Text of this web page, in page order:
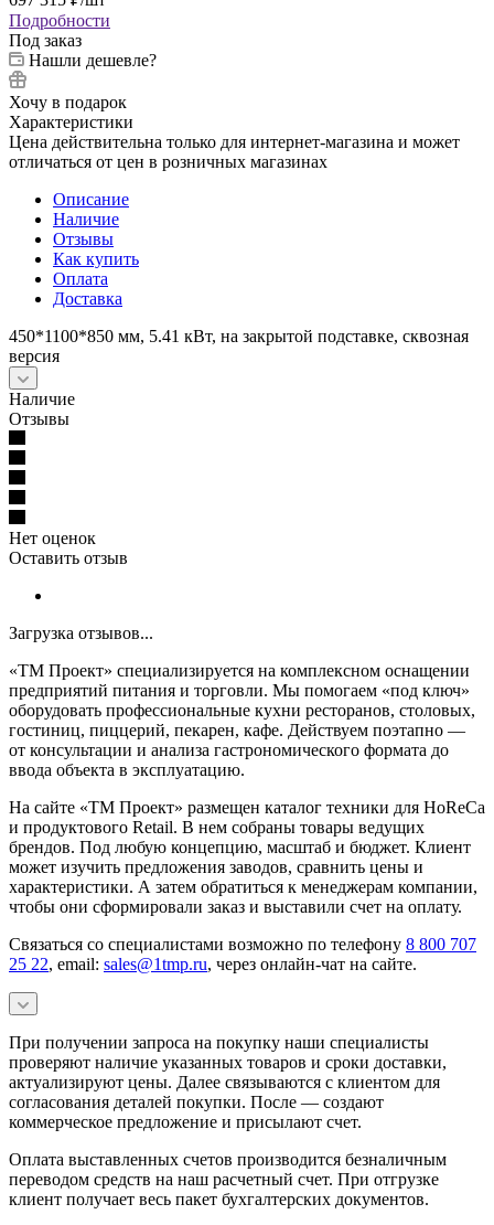
Подробности
Под заказ
Нашли дешевле?
Хочу в подарок
Характеристики
Цена действительна только для интернет-магазина и может
отличаться от цен в розничных магазинах
Описание
Наличие
Отзывы
Как купить
Оплата
Доставка
450*1100*850 мм, 5.41 кВт, на закрытой подставке, сквозная
версия
Наличие
Отзывы
Нет оценок
Оставить отзыв
Загрузка отзывов...
«ТМ Проект» специализируется на комплексном оснащении
предприятий питания и торговли. Мы помогаем «под ключ»
оборудовать профессиональные кухни ресторанов, столовых,
гостиниц, пиццерий, пекарен, кафе. Действуем поэтапно —
от консультации и анализа гастрономического формата до
ввода объекта в эксплуатацию.
На сайте «ТМ Проект» размещен каталог техники для HoReCa
и продуктового Retail. В нем собраны товары ведущих
брендов. Под любую концепцию, масштаб и бюджет. Клиент
может изучить предложения заводов, сравнить цены и
характеристики. А затем обратиться к менеджерам компании,
чтобы они сформировали заказ и выставили счет на оплату.
Связаться со специалистами возможно по телефону 8 800 707
25 22, email: sales@1tmp.ru, через онлайн-чат на сайте.
При получении запроса на покупку наши специалисты
проверяют наличие указанных товаров и сроки доставки,
актуализируют цены. Далее связываются с клиентом для
согласования деталей покупки. После — создают
коммерческое предложение и присылают счет.
Оплата выставленных счетов производится безналичным
переводом средств на наш расчетный счет. При отгрузке
клиент получает весь пакет бухгалтерских документов.